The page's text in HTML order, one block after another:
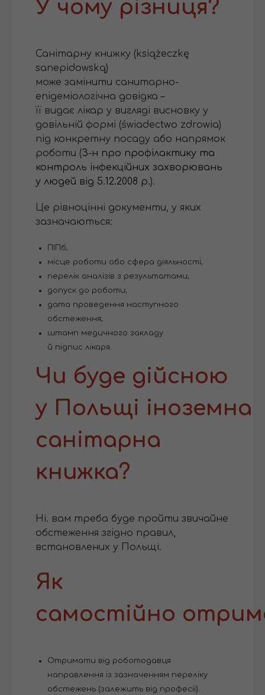
У чому різниця?
Санітарну книжку (książeczkę
sanepidowską)
може замінити санитарно-
епідеміологічна довідка –
її видає лікар у вигляді висновку у
довільній формі (świadectwo zdrowia)
під конкретну посаду або напрямок
роботи (З-н про профілактику та
контроль інфекційних захворювань
у людей від 5.12.2008 р.).
Це рівноцінні документи, у яких
зазначаються:
ПІПб;
місце роботи або сфера діяльності;
перелік аналізів з результатами;
допуск до роботи;
дата проведення наступного
обстеження;
штамп медичного закладу
й підпис лікаря.
Чи буде дійсною
у Польщі іноземна
санітарна
книжка?
Ні. вам треба буде пройти звичайне
обстеження згідно правил,
встановлених у Польщі.
Як
самостійно
Отримати від роботодавця
направлення із зазначенням переліку
обстежень (залежить від професії).